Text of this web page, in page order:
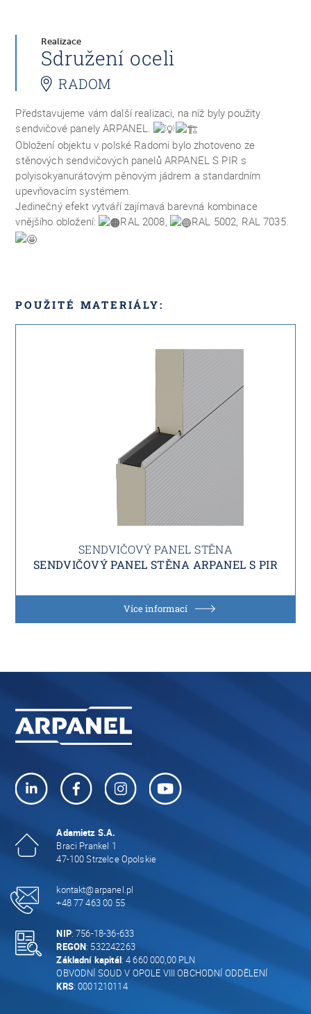
Realizace
Sdružení oceli
RADOM
Představujeme vám další realizaci, na níž byly použity
sendvičové panely ARPANEL.
Obložení objektu v polské Radomi bylo zhotoveno ze
stěnových sendvičových panelů ARPANEL S PIR s
polyisokyanurátovým pěnovým jádrem a standardním
upevňovacím systémem.
Jedinečný efekt vytváří zajímavá barevná kombinace
vnějšího obložení:
RAL 2008, RAL 5002, RAL 7035.
POUŽITÉ MATERIÁLY:
SENDVIČOVÝ PANEL STĚNA
SENDVIČOVÝ PANEL STĚNA ARPANEL S PIR
Více informací
Adamietz S.A.
Braci Prankel 1
47-100 Strzelce Opolskie
kontakt@arpanel.pl
+48 77 463 00 55
NIP: 756-18-36-633
REGON: 532242263
Základní kapitál: 4 660 000,00 PLN
OBVODNÍ SOUD V OPOLE VIII OBCHODNÍ ODDĚLENÍ
KRS: 0001210114